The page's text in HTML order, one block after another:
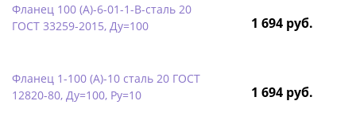
Фланец 100 (А)-6-01-1-B-сталь 20
ГОСТ 33259-2015, Ду=100
1 694 руб.
Фланец 1-100 (А)-10 сталь 20 ГОСТ
12820-80, Ду=100, Ру=10
1 694 руб.